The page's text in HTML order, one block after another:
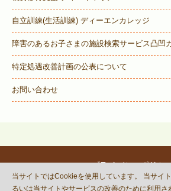
自立訓練(生活訓練) ディーエンカレッジ
障害のあるお子さまの施設検索サービス凸凹
特定処遇改善計画の公表について
お問い合わせ
プライバシーポリシ
© DECOBOCO BASE
当サイトではCookieを使用しています。 当サイ
るいは当サイトやサービスの改善のために利用さ